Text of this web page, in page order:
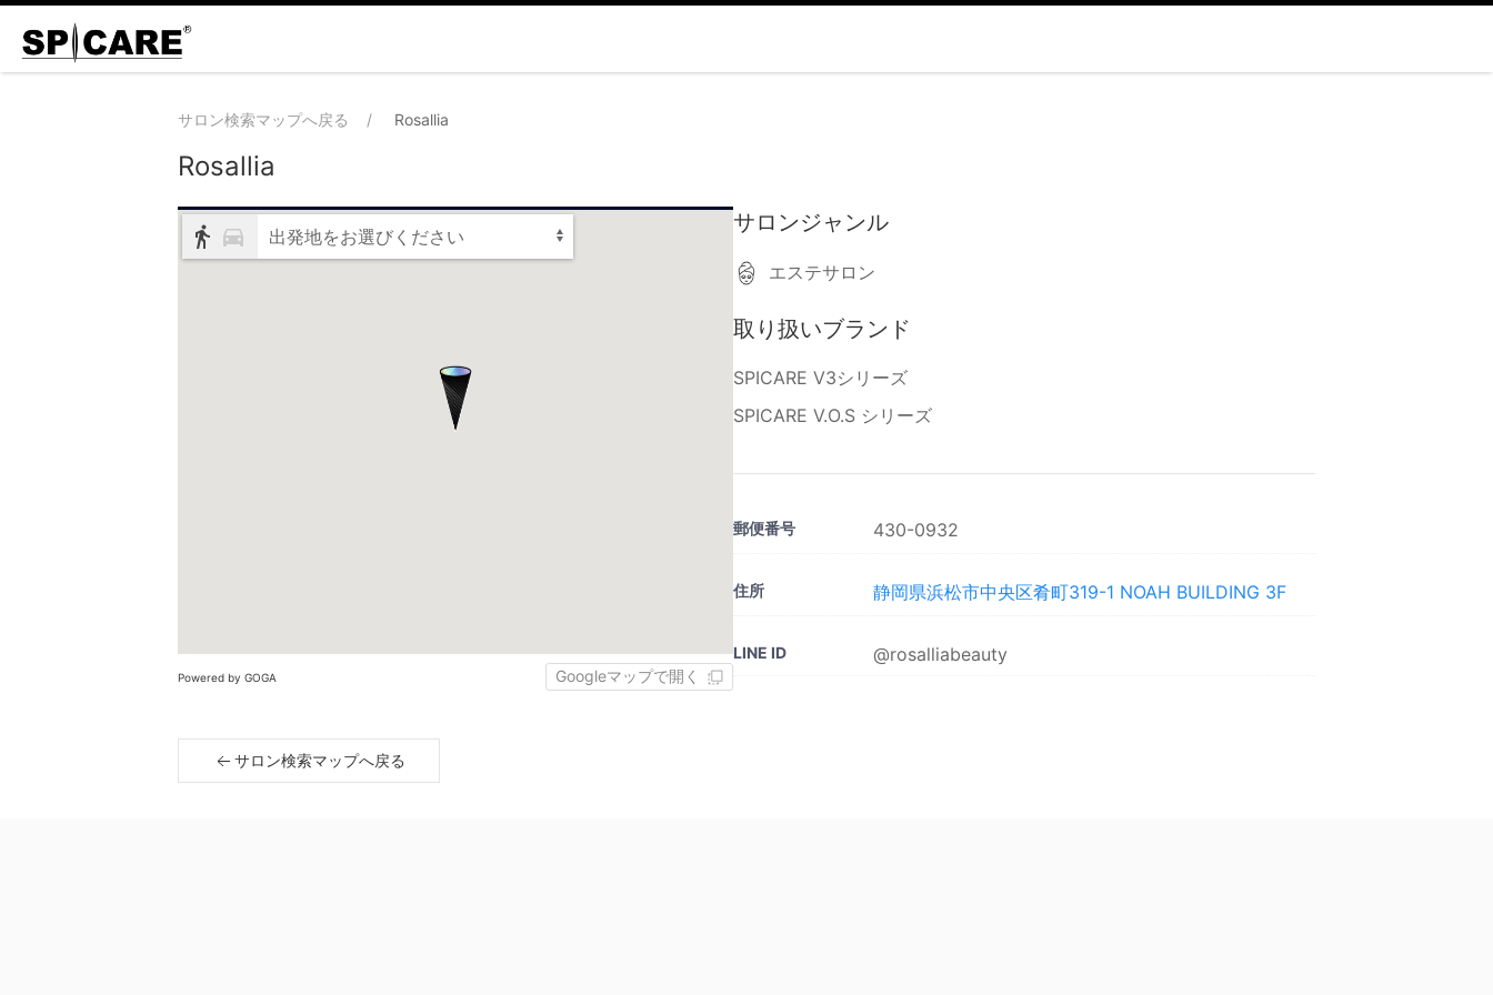
サロン検索マップへ戻る Rosallia
Rosallia
出発地をお選びください
Powered by GOGA Googleマップで開く
サロンジャンル
エステサロン
取り扱いブランド
SPICARE V3シリーズ
SPICARE V.O.S シリーズ
郵便番号 430-0932
住所 静岡県浜松市中央区肴町319-1 NOAH BUILDING 3F
LINE ID @rosalliabeauty
サロン検索マップへ戻る